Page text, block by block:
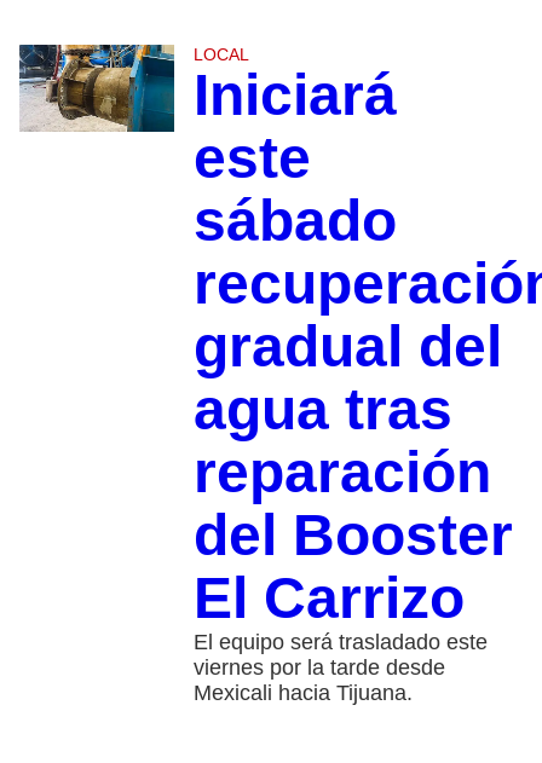
LOCAL
Iniciará
este
sábado
gradual del
agua tras
reparación
del Booster
El Carrizo
El equipo será trasladado este
viernes por la tarde desde
Mexicali hacia Tijuana.